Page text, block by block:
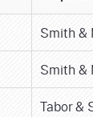
Smith &
Smith &
Tabor &